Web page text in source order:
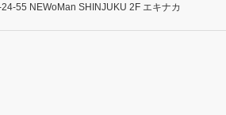
55 NEWoMan SHINJUKU 2F エキナカ